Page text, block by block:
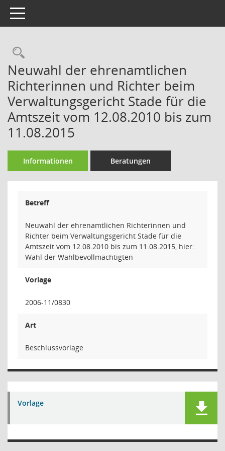
Toggle navigation
Rechercheauswahl
Neuwahl der ehrenamtlichen
Richterinnen und Richter beim
Verwaltungsgericht Stade für die
Amtszeit vom 12.08.2010 bis zum
11.08.2015
Informationen Beratungen
Betreff
Neuwahl der ehrenamtlichen Richterinnen und
Richter beim Verwaltungsgericht Stade für die
Amtszeit vom 12.08.2010 bis zum 11.08.2015, hier:
Wahl der Wahlbevollmächtigten
Vorlage
2006-11/0830
Art
Beschlussvorlage
Vorlage